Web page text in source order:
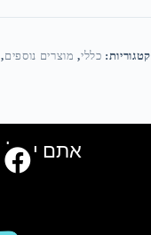
קטגוריות: כללי, מוצרים נוספים,
אתם